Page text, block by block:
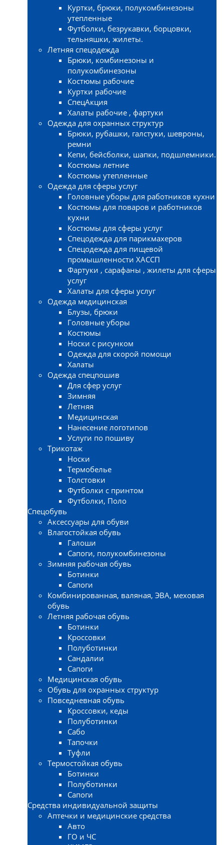
Куртки, брюки, полукомбинезоны
утепленные
Футболки, безрукавки, борцовки,
тельняшки, жилеты.
Летняя спецодежда
Брюки, комбинезоны и
полукомбинезоны
Костюмы рабочие
Куртки рабочие
СпецАкция
Халаты рабочие , фартуки
Одежда для охранных структур
Брюки, рубашки, галстуки, шевроны,
ремни
Кепи, бейсболки, шапки, подшлемники.
Костюмы летние
Костюмы утепленные
Одежда для сферы услуг
Головные уборы для работников кухни
Костюмы для поваров и работников
кухни
Костюмы для сферы услуг
Спецодежда для парикмахеров
Спецодежда для пищевой
промышленности ХАССП
Фартуки , сарафаны , жилеты для сферы
услуг
Халаты для сферы услуг
Одежда медицинская
Блузы, брюки
Головные уборы
Костюмы
Носки с рисунком
Одежда для скорой помощи
Халаты
Одежда спецпошив
Для сфер услуг
Зимняя
Летняя
Медицинская
Нанесение логотипов
Услуги по пошиву
Трикотаж
Носки
Термобелье
Толстовки
Футболки с принтом
Футболки, Поло
Спецобувь
Аксессуары для обуви
Влагостойкая обувь
Галоши
Сапоги, полукомбинезоны
Зимняя рабочая обувь
Ботинки
Сапоги
Комбинированная, валяная, ЭВА, меховая
обувь
Летняя рабочая обувь
Ботинки
Кроссовки
Полуботинки
Сандалии
Сапоги
Медицинская обувь
Обувь для охранных структур
Повседневная обувь
Кроссовки, кеды
Полуботинки
Сабо
Тапочки
Туфли
Термостойкая обувь
Ботинки
Полуботинки
Сапоги
Средства индивидуальной защиты
Аптечки и медицинские средства
Авто
ГО и ЧС